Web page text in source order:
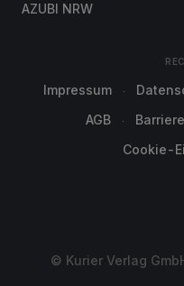
AZUBI NRW
Impressum
AGB
Cookie-
© Kurier Verlag